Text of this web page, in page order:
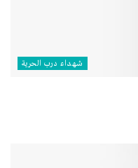
شهداء درب الحرية